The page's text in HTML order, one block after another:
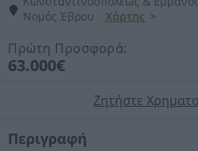
Νομός Έβρου
Χάρτης >
Πρώτη Προσφορά:
63.000€
Ζητήστε
Περιγραφή